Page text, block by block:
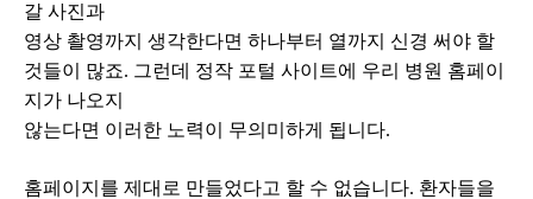
갈 사진과
영상 촬영까지 생각한다면 하나부터 열까지 신경 써야 할
것들이 많죠. 그런데 정작 포털 사이트에 우리 병원 홈페이
지가 나오지
않는다면 이러한 노력이 무의미하게 됩니다.
홈페이지를 제대로 만들었다고 할 수 없습니다. 환자들을